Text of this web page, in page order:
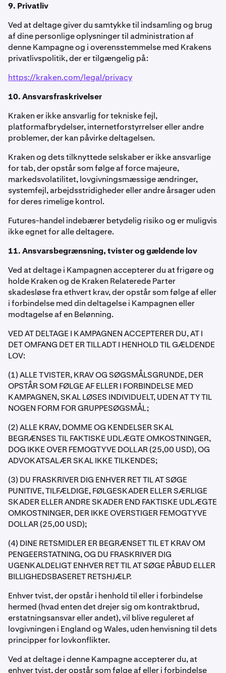
9. Privatliv
Ved at deltage giver du samtykke til indsamling og brug
af dine personlige oplysninger til administration af
denne Kampagne og i overensstemmelse med Krakens
privatlivspolitik, der er tilgængelig på:
https://kraken.com/legal/privacy
10. Ansvarsfraskrivelser
Kraken er ikke ansvarlig for tekniske fejl,
platformafbrydelser, internetforstyrrelser eller andre
problemer, der kan påvirke deltagelsen.
Kraken og dets tilknyttede selskaber er ikke ansvarlige
for tab, der opstår som følge af force majeure,
markedsvolatilitet, lovgivningsmæssige ændringer,
systemfejl, arbejdsstridigheder eller andre årsager uden
for deres rimelige kontrol.
Futures-handel indebærer betydelig risiko og er muligvis
ikke egnet for alle deltagere.
11. Ansvarsbegrænsning, tvister og gældende lov
Ved at deltage i Kampagnen accepterer du at frigøre og
holde Kraken og de Kraken Relaterede Parter
skadesløse fra ethvert krav, der opstår som følge af eller
i forbindelse med din deltagelse i Kampagnen eller
modtagelse af en Belønning.
VED AT DELTAGE I KAMPAGNEN ACCEPTERER DU, AT I
DET OMFANG DET ER TILLADT I HENHOLD TIL GÆLDENDE
LOV:
(1) ALLE TVISTER, KRAV OG SØGSMÅLSGRUNDE, DER
OPSTÅR SOM FØLGE AF ELLER I FORBINDELSE MED
KAMPAGNEN, SKAL LØSES INDIVIDUELT, UDEN AT TY TIL
NOGEN FORM FOR GRUPPESØGSMÅL;
(2) ALLE KRAV, DOMME OG KENDELSER SKAL
BEGRÆNSES TIL FAKTISKE UDLÆGTE OMKOSTNINGER,
DOG IKKE OVER FEMOGTYVE DOLLAR (25,00 USD), OG
ADVOKATSALÆR SKAL IKKE TILKENDES;
(3) DU FRASKRIVER DIG ENHVER RET TIL AT SØGE
PUNITIVE, TILFÆLDIGE, FØLGESKADER ELLER SÆRLIGE
SKADER ELLER ANDRE SKADER END FAKTISKE UDLÆGTE
OMKOSTNINGER, DER IKKE OVERSTIGER FEMOGTYVE
DOLLAR (25,00 USD);
(4) DINE RETSMIDLER ER BEGRÆNSET TIL ET KRAV OM
PENGEERSTATNING, OG DU FRASKRIVER DIG
UGENKALDELIGT ENHVER RET TIL AT SØGE PÅBUD ELLER
BILLIGHEDSBASERET RETSHJÆLP.
Enhver tvist, der opstår i henhold til eller i forbindelse
hermed (hvad enten det drejer sig om kontraktbrud,
erstatningsansvar eller andet), vil blive reguleret af
lovgivningen i England og Wales, uden henvisning til dets
principper for lovkonflikter.
Ved at deltage i denne Kampagne accepterer du, at
enhver tvist, der opstår som følge af eller i forbindelse